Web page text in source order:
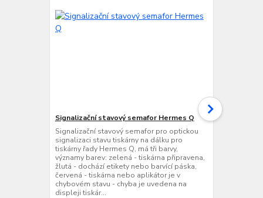
Signalizační stavový semafor Hermes Q
Signalizační stavový semafor pro optickou
signalizaci stavu tiskárny na dálku pro
tiskárny řady Hermes Q, má tři barvy,
významy barev: zelená - tiskárna připravena,
žlutá - dochází etikety nebo barvící páska,
červená - tiskárna nebo aplikátor je v
chybovém stavu - chyba je uvedena na
displeji tiskár...
Cab